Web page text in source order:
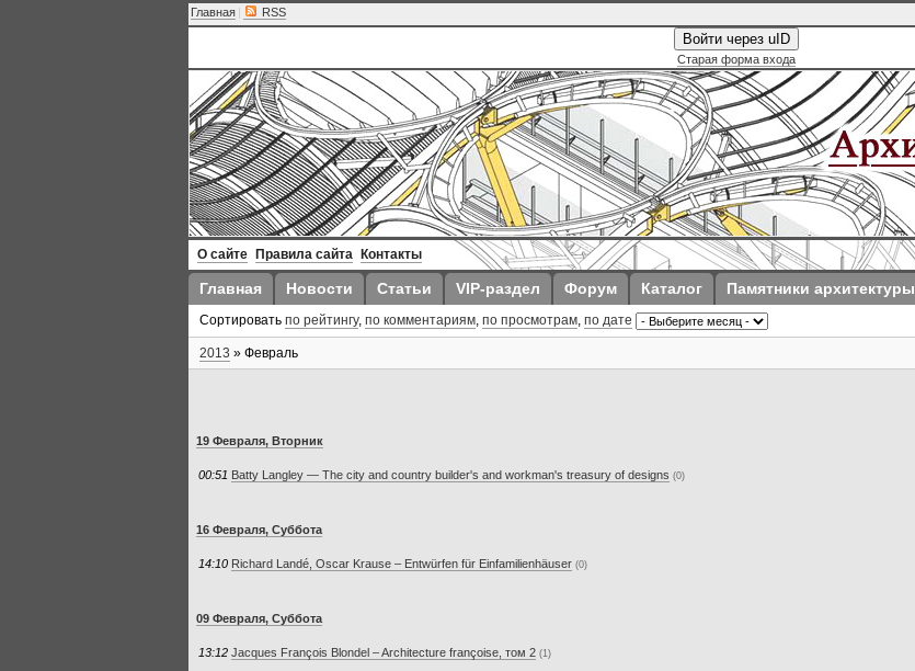
Главная | RSS
Войти через uID
Старая форма входа
О сайте Правила сайта Контакты
Главная Новости Статьи VIP-раздел Форум Каталог Памятники архитектуры
Сортировать по рейтингу, по комментариям, по просмотрам, по дате
2013 » Февраль
19 Февраля, Вторник
00:51 Batty Langley — The city and country builder's and workman's treasury of designs (0)
16 Февраля, Суббота
14:10 Richard Landé, Oscar Krause – Entwürfen für Einfamilienhäuser (0)
09 Февраля, Суббота
13:12 Jacques François Blondel – Architecture françoise, том 2 (1)